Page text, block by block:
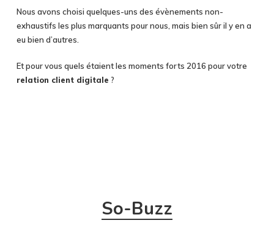
Nous avons choisi quelques-uns des évènements non-
exhaustifs les plus marquants pour nous, mais bien sûr il y en a
eu bien d’autres.
Et pour vous quels étaient les moments forts 2016 pour votre
relation client digitale ?
So-Buzz